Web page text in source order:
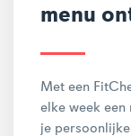
menu
Met een
elke week een
je